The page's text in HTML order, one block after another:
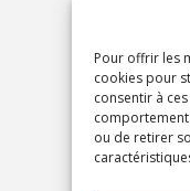
Pour offrir les
cookies pour
consentir à
comportement
ou de retirer